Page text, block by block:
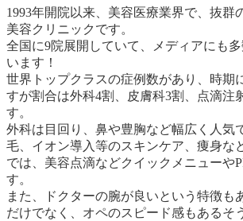
1993年開院以来、美容医療業界で、抜群
美容クリニックです。
全国に9院展開していて、メディアにも
います！
世界トップクラスの症例数があり、時期
すが割合は外科4割、皮膚科3割、点滴注
す。
外科は目回り、鼻や豊胸など幅広く人気
毛、イオン導入等のスキンケア、痩身な
では、美容点滴などクイックメニューや
す。
また、ドクターの腕が良いという特徴も
だけでなく、オペのスピード感もあるそ